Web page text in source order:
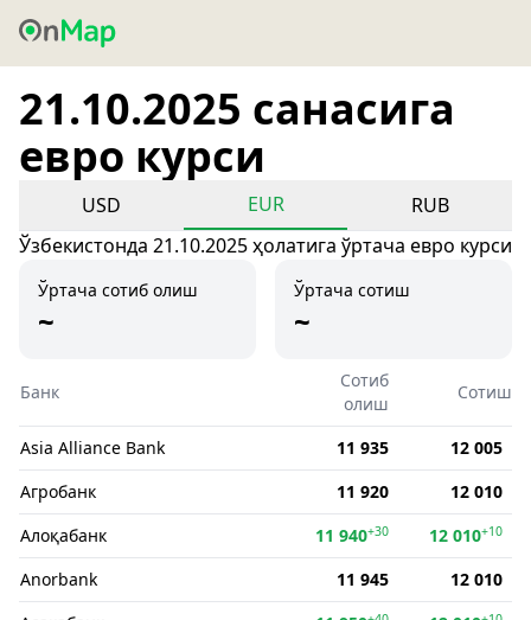
21.10.2025 санасига
евро курси
USD EUR
RUB
Ўзбекистонда 21.10.2025 ҳолатига ўртача евро курси
Ўртача сотиб олиш
~
Ўртача сотиш
~
Банк
Сотиб
олиш
Сотиш
Asia Alliance Bank 11 935
12 005
Агробанк
11 920
12 010
Алоқабанк
11 940+30 12 010+10
Anorbank 11 945
12 010